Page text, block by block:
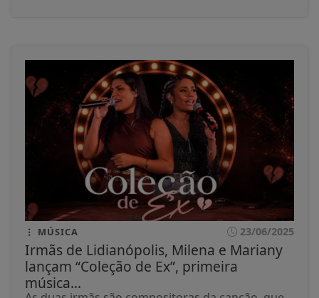
MÚSICA 23/06/2025
Irmãs de Lidianópolis, Milena e Mariany
lançam “Coleção de Ex”, primeira
música...